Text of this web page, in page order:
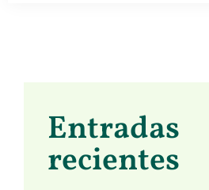
Entradas
recientes